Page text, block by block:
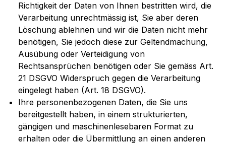
Richtigkeit der Daten von Ihnen bestritten wird, die
Verarbeitung unrechtmässig ist, Sie aber deren
Löschung ablehnen und wir die Daten nicht mehr
benötigen, Sie jedoch diese zur Geltendmachung,
Ausübung oder Verteidigung von
Rechtsansprüchen benötigen oder Sie gemäss Art.
21 DSGVO Widerspruch gegen die Verarbeitung
eingelegt haben (Art. 18 DSGVO).
Ihre personenbezogenen Daten, die Sie uns
bereitgestellt haben, in einem strukturierten,
gängigen und maschinenlesebaren Format zu
erhalten oder die Übermittlung an einen anderen